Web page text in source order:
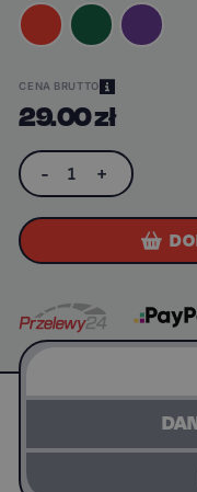
CENA BRUTTO
29.00 zł
- 1 +